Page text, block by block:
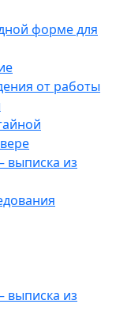
форме для
от работы
выписка из
выписка из